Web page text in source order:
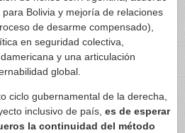
Bolivia y mejoría de relaciones
de desarme compensado),
en seguridad colectiva,
y una articulación
global.
ciclo gubernamental de la derecha,
inclusivo de país, es de esperar
la continuidad del método